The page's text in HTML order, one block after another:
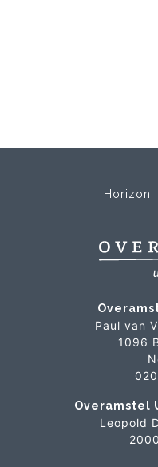
Horizon
Paul van
1096
Overamstel
Leopold